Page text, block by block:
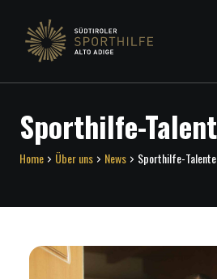
Sporthilfe-
Home Über uns News Sporthilfe-